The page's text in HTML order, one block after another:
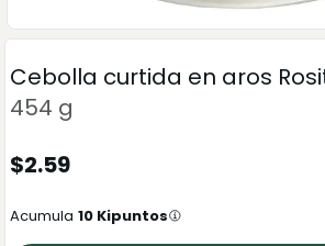
Cebolla curtida en aros
454 g
$2.59
Acumula 10 Kipuntos